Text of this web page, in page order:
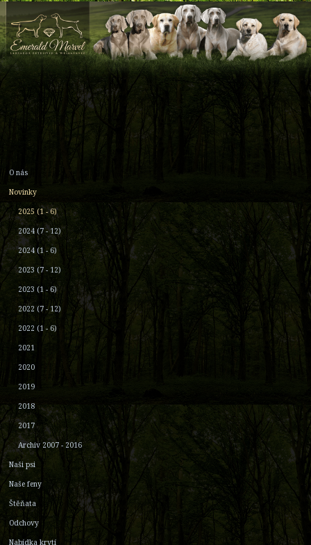
O nás
Novinky
2025 (1 - 6)
2024 (7 - 12)
2024 (1 - 6)
2023 (7 - 12)
2023 (1 - 6)
2022 (7 - 12)
2022 (1 - 6)
2021
2020
2019
2018
2017
Archiv 2007 - 2016
Naši psi
Naše feny
Štěňata
Odchovy
Nabídka krytí